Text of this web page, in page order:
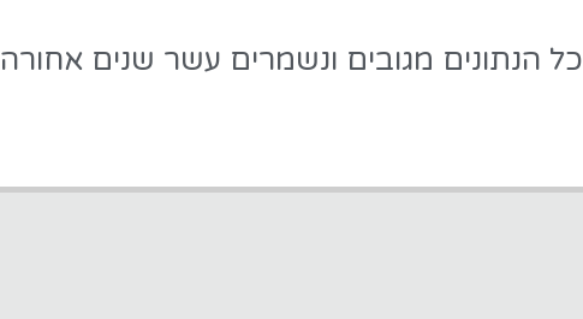
כל הנתונים מגובים ונשמרים עשר שנים אחורה